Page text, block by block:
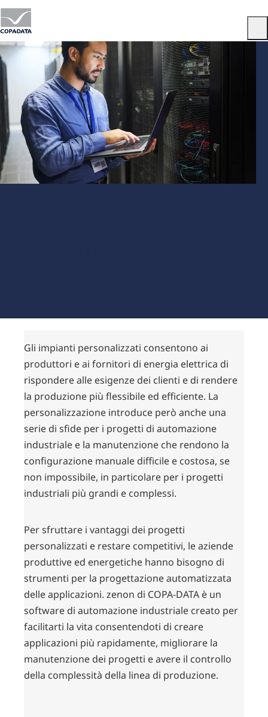
& how
zenon
helps
Gli impianti personalizzati consentono ai
produttori e ai fornitori di energia elettrica di
rispondere alle esigenze dei clienti e di rendere
la produzione più flessibile ed efficiente. La
personalizzazione introduce però anche una
serie di sfide per i progetti di automazione
industriale e la manutenzione che rendono la
configurazione manuale difficile e costosa, se
non impossibile, in particolare per i progetti
industriali più grandi e complessi.
Per sfruttare i vantaggi dei progetti
personalizzati e restare competitivi, le aziende
produttive ed energetiche hanno bisogno di
strumenti per la progettazione automatizzata
delle applicazioni. zenon di COPA-DATA è un
software di automazione industriale creato per
facilitarti la vita consentendoti di creare
applicazioni più rapidamente, migliorare la
manutenzione dei progetti e avere il controllo
della complessità della linea di produzione.